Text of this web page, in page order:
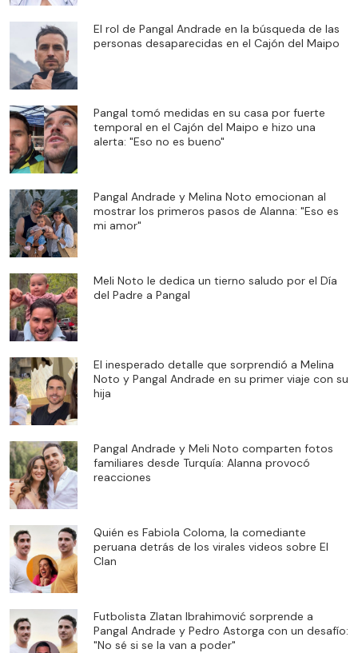
El rol de Pangal Andrade en la búsqueda de las
personas desaparecidas en el Cajón del Maipo
Pangal tomó medidas en su casa por fuerte
temporal en el Cajón del Maipo e hizo una
alerta: "Eso no es bueno"
Pangal Andrade y Melina Noto emocionan al
mostrar los primeros pasos de Alanna: "Eso es
mi amor"
Meli Noto le dedica un tierno saludo por el Día
del Padre a Pangal
El inesperado detalle que sorprendió a Melina
Noto y Pangal Andrade en su primer viaje con su
hija
Pangal Andrade y Meli Noto comparten fotos
familiares desde Turquía: Alanna provocó
reacciones
Quién es Fabiola Coloma, la comediante
peruana detrás de los virales videos sobre El
Clan
Futbolista Zlatan Ibrahimović sorprende a
Pangal Andrade y Pedro Astorga con un desafío:
"No sé si se la van a poder"